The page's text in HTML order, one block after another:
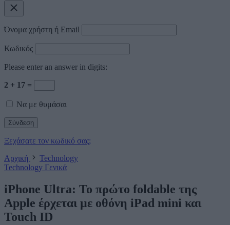
Όνομα χρήστη ή Email
Κωδικός
Please enter an answer in digits:
2 + 17 =
Να με θυμάσαι
Ξεχάσατε τον κωδικό σας;
Αρχική
Technology
Technology Γενικά
iPhone Ultra: Το πρώτο foldable της
Apple έρχεται με οθόνη iPad mini και
Touch ID